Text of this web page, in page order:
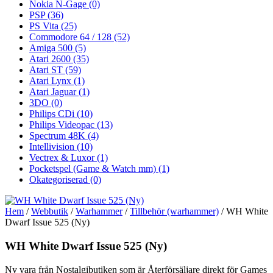
Nokia N-Gage (0)
PSP(36)
PS Vita (25)
Commodore 64 / 128 (52)
Amiga 500 (5)
Atari 2600 (35)
Atari ST (59)
Atari Lynx (1)
Atari Jaguar(1)
3DO (0)
Philips CDi (10)
Philips Videopac (13)
Spectrum 48K (4)
Intellivision (10)
Vectrex & Luxor(1)
Pocketspel (Game & Watch mm) (1)
Okategoriserad (0)
Hem /Webbutik /Warhammer/Tillbehör (warhammer) / WH White
Dwarf Issue 525 (Ny)
WH White Dwarf Issue 525 (Ny)
Ny vara från Nostalgibutiken som är Återförsäljare direkt för Games